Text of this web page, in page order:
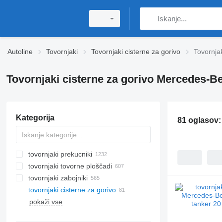
Autoline Tovornjaki Tovornjaki cisterne za gorivo
Tovornjaki cisterne za gorivo Mercedes-
Kategorija
tovornjaki prekucniki
tovornjaki tovorne ploščadi
tovornjaki zabojniki
tovornjaki cisterne za gorivo
pokaži vse
81 oglasov: